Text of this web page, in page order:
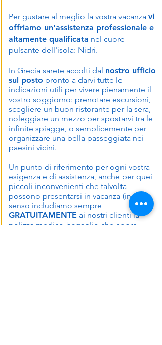
Per gustare al meglio la vostra vacanza vi
offriamo un'assistenza professionale e
altamente qualificata nel cuore
pulsante dell'isola: Nidri.
In Grecia sarete accolti dal nostro ufficio
sul posto pronto a darvi tutte le
indicazioni utili per vivere pienamente il
vostro soggiorno: prenotare escursioni,
scegliere un buon ristorante per la sera,
noleggiare un mezzo per spostarvi tra le
infinite spiagge, o semplicemente per
organizzare una bella passeggiata nei
paesini vicini.
Un punto di riferimento per ogni vostra
esigenza e di assistenza, anche per quei
piccoli inconvenienti che talvolta
possono presentarsi in vacanza (in tal
senso includiamo sempre
GRATUITAMENTE ai nostri clienti la
polizza medico-bagaglio che copre